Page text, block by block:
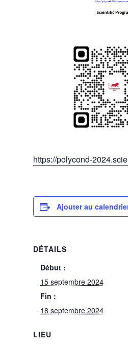
https://polycond-
Ajouter au
DÉTAILS
Début :
15 septembre 2024
Fin :
18 septembre 2024
LIEU